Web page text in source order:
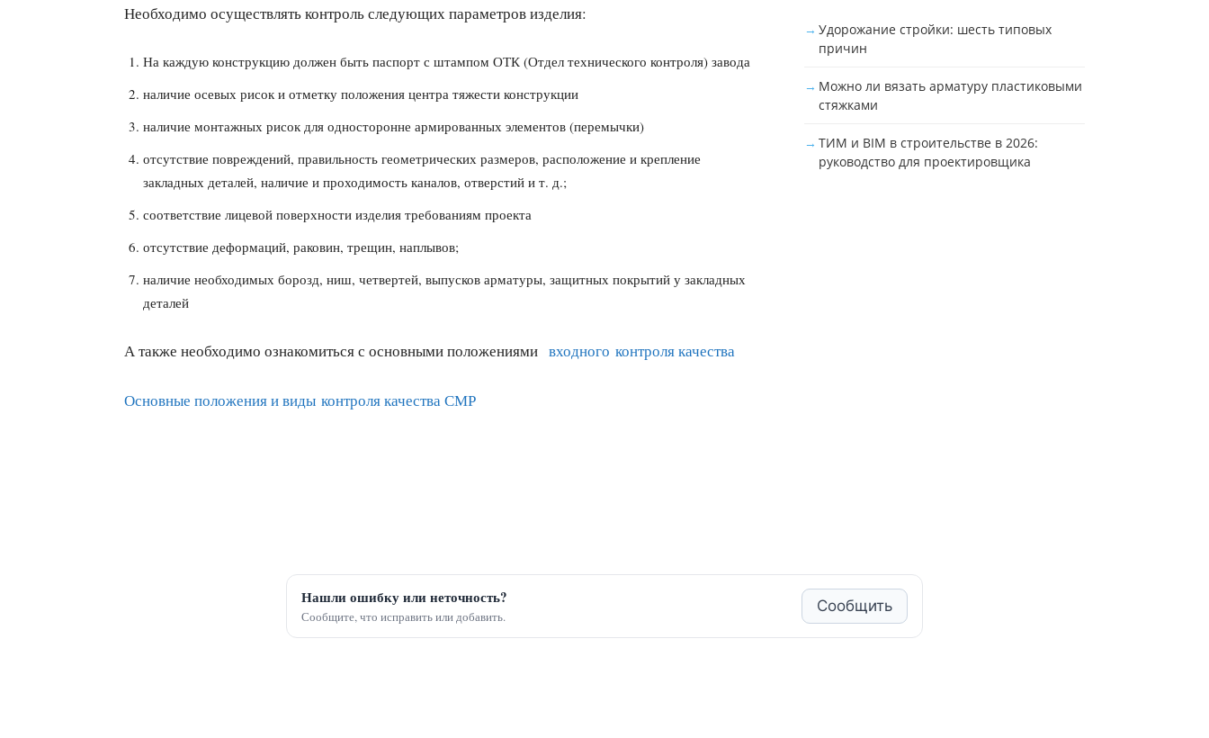
Необходимо осуществлять контроль следующих параметров изделия:
На каждую конструкцию должен быть паспорт с штампом ОТК (Отдел технического контроля) завода
наличие осевых рисок и отметку положения центра тяжести конструкции
наличие монтажных рисок для односторонне армированных элементов (перемычки)
отсутствие повреждений, правильность геометрических размеров, расположение и крепление
закладных деталей, наличие и проходимость каналов, отверстий и т. д.;
соответствие лицевой поверхности изделия требованиям проекта
отсутствие деформаций, раковин, трещин, наплывов;
наличие необходимых борозд, ниш, четвертей, выпусков арматуры, защитных покрытий у закладных
деталей
А также необходимо ознакомиться с основными положениями входного контроля качества
Основные положения и виды контроля качества СМР
Удорожание стройки: шесть типовых
причин
Можно ли вязать арматуру пластиковыми
стяжками
ТИМ и BIM в строительстве в 2026:
руководство для проектировщика
Нашли ошибку или неточность?
Сообщите, что исправить или добавить.
Сообщить